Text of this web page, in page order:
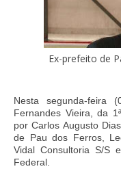
Ex-prefeito de
Nesta segunda-feira
Fernandes Vieira, da
por Carlos Augusto
de Pau dos Ferros,
Vidal Consultoria S/S
Federal.